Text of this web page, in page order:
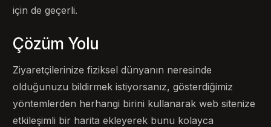
için de geçerli.
Çözüm Yolu
Ziyaretçilerinize fiziksel dünyanın neresinde
olduğunuzu bildirmek istiyorsanız, gösterdiğimiz
yöntemlerden herhangi birini kullanarak web sitenize
etkileşimli bir harita ekleyerek bunu kolayca